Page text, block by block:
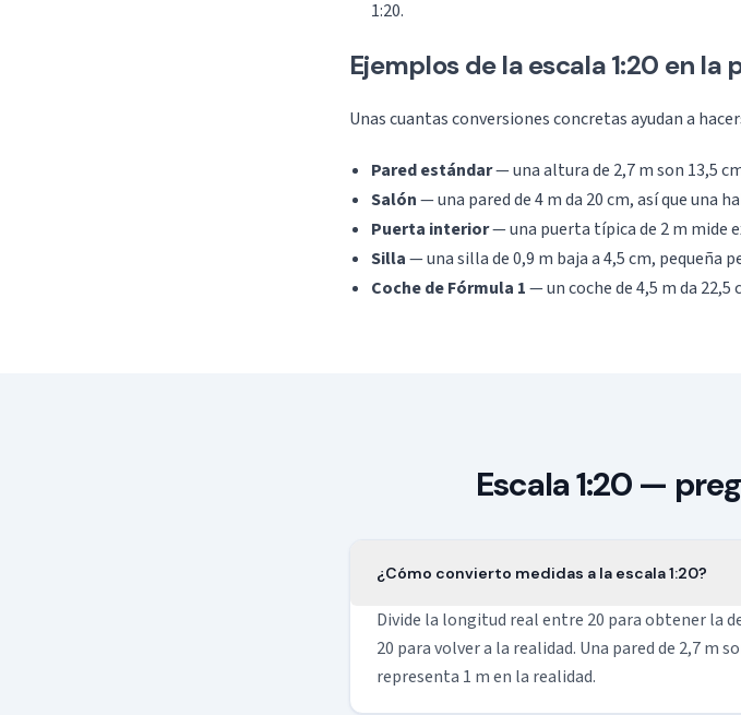
1:20.
Ejemplos de la escala 1:20 en la
Unas cuantas conversiones concretas ayudan a
Pared estándar— una altura de 2,7 m son 13,5
Salón— una pared de 4 m da 20 cm, así que una
Puerta interior— una puerta típica de 2 m mide
Silla— una silla de 0,9 m baja a 4,5 cm, pequeña
Coche de Fórmula 1— un coche de 4,5 m da
Escala 1:20 —
¿Cómo convierto medidas a la escala 1:20?
Divide la longitud real entre 20 para obtener la
20 para volver a la realidad. Una pared de 2,7 m
representa 1 m en la realidad.